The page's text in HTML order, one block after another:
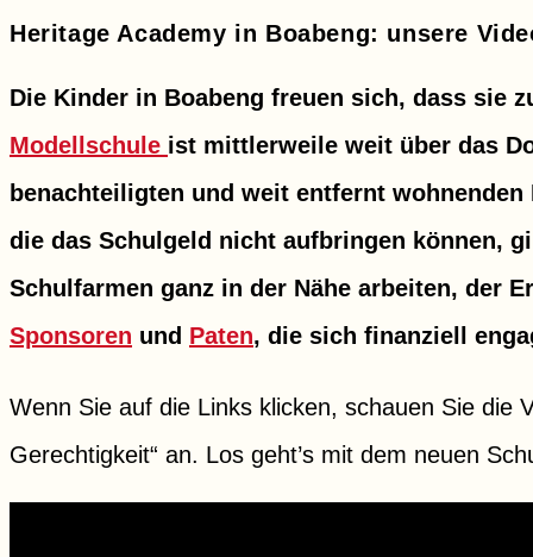
Heritage Academy in Boabeng: unsere
Die Kinder in Boabeng freuen sich, dass sie
Modellschule ist mittlerweile weit über das
benachteiligten und weit entfernt
die das Schulgeld nicht aufbringen können,
Schulfarmen ganz in der Nähe arbeiten, der
Sponsoren und Paten, die sich finanziell
Wenn Sie auf die Links klicken, schauen Sie die
Gerechtigkeit“ an. Los geht’s mit dem neuen